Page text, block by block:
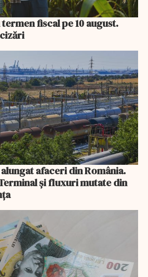
fiscal pe 10 august.
afaceri din România.
și fluxuri mutate din